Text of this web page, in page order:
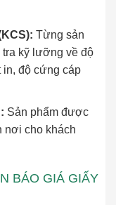
Từng sản
kỹ lưỡng về độ
in, độ cứng cáp
Sản phẩm được
nơi cho khách
BÁO GIÁ GIẤY